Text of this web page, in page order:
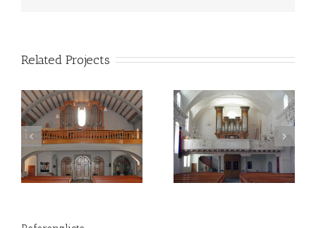
Related Projects